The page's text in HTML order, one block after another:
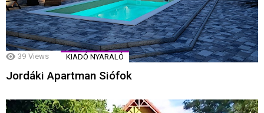
39 Views KIADÓ NYARALÓ
Jordáki Apartman Siófok